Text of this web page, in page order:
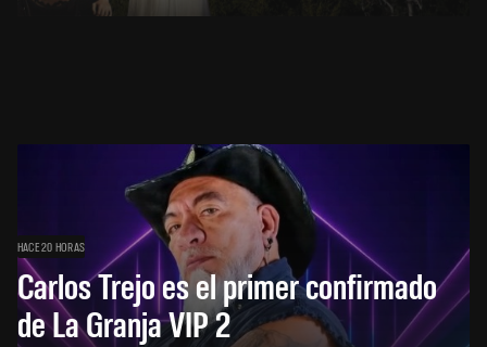
HACE 20 HORAS
Carlos Trejo es el primer confirmado
de La Granja VIP 2